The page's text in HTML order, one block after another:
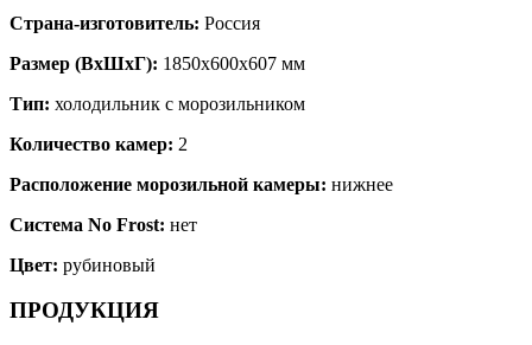
Страна-изготовитель: Россия
Размер (ВхШхГ): 1850х600х607 мм
Тип: холодильник с морозильником
Количество камер: 2
Расположение морозильной камеры: нижнее
Система No Frost: нет
Цвет: рубиновый
ПРОДУКЦИЯ